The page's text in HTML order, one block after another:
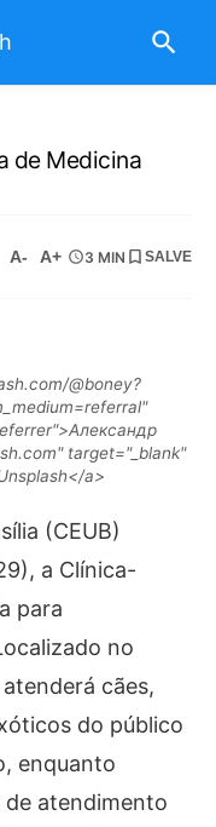
de Medicina
A- A+ 3 MIN SALVE
@boney?
target="_blank"
a>
(CEUB)
a Clínica-
para
no
cães,
do público
enquanto
atendimento